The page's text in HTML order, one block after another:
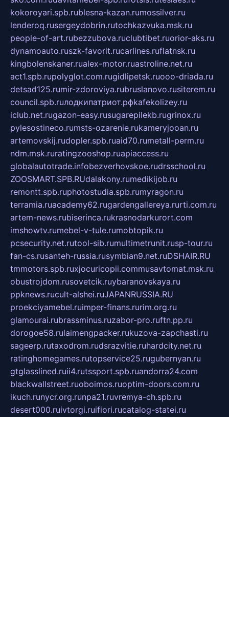
kokoroyari.spb.rublesna-kazan.rumossilver.ru
lenderoq.rusergeydobrin.rutochkazvuka.msk.ru
people-of-art.rubezzubova.ruclubtibet.ruorior-aks.ru
dynamoauto.ruszk-favorit.rucarlines.ruflatnsk.ru
kingbolenskaner.rualex-motor.ruastroline.net.ru
act1.spb.rupolyglot.com.rugidlipetsk.ruooo-driada.ru
detsad125.rumir-zdoroviya.rubruslanovo.rusiterem.ru
council.spb.ruлодкипатриот.рфkafekolizey.ru
iclub.net.rugazon-easy.rusugarepilekb.rugrinox.ru
pylesostineco.rumsts-ozarenie.rukameryjooan.ru
artemovskij.rudopler.spb.ruaid70.rumetall-perm.ru
ndm.msk.ruratingzooshop.ruapiaccess.ru
globalautotrade.infobezverhovskoe.rudrsschool.ru
ZOOSMART.SPB.RUdalakony.rumedikijob.ru
remontt.spb.ruphotostudia.spb.rumyragon.ru
terramia.ruacademy62.rugardengallereya.rurti.com.ru
artem-news.rubiserinca.rukrasnodarkurort.com
imshowtv.rumebel-v-tule.rumobtopik.ru
pcsecurity.net.rutool-sib.rumultimetrunit.rusp-tour.ru
fan-cs.rusanteh-russia.rusymbian9.net.ruDSHAIR.RU
tmmotors.spb.ruxjocuricopii.commusavtomat.msk.ru
obustrojdom.rusovetcik.ruybaranovskaya.ru
ppknews.rucult-alshei.ruJAPANRUSSIA.RU
proekciyamebel.ruimper-finans.rurim.org.ru
glamourai.rubrassminus.ruzabor-pro.ruftn.pp.ru
dorogoe58.rulaimengpacker.rukuzova-zapchasti.ru
sageerp.rutaxodrom.rudsrazvitie.ruhardcity.net.ru
ratinghomegames.rutopservice25.rugubernyan.ru
gtglasslined.ruii4.rutssport.spb.ruandorra24.com
blackwallstreet.ruoboimos.ruoptim-doors.com.ru
ikuch.runycr.org.runpa21.ruvremya-ch.spb.ru
desert000.ruivtorgi.ruifiori.rucatalog-statei.ru